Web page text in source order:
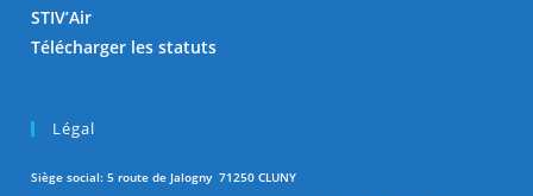
STIV’Air
Télécharger les statuts
Légal
Siège social: 5 route de Jalogny 71250 CLUNY